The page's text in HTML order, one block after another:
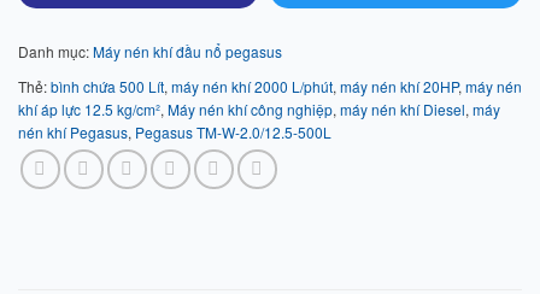
Danh mục:Máy nén khí đầu nổ pegasus
Thẻ:bình chứa 500 Lít, máy nén khí 2000 L/phút, máy nén khí 20HP, máy nén
khí áp lực 12.5 kg/cm², Máy nén khí công nghiệp, máy nén khí Diesel, máy
nén khí Pegasus, Pegasus TM-W-2.0/12.5-500L